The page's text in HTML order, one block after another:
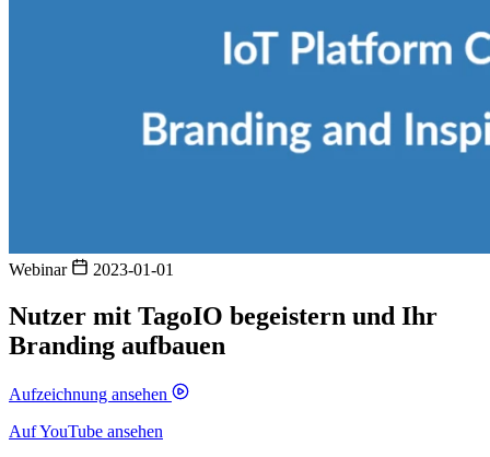
Webinar 2023-01-01
Nutzer mit TagoIO begeistern und Ihr
Branding aufbauen
Aufzeichnung ansehen
Auf YouTube ansehen